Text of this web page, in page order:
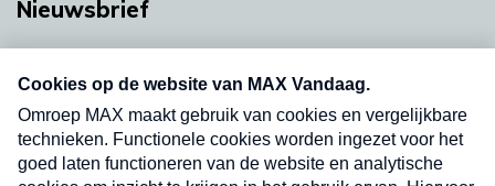
Nieuwsbrief
nieuwsbrief. Elke vrijdag- en dinsdagochtend in
uw mailbox.
Verzend